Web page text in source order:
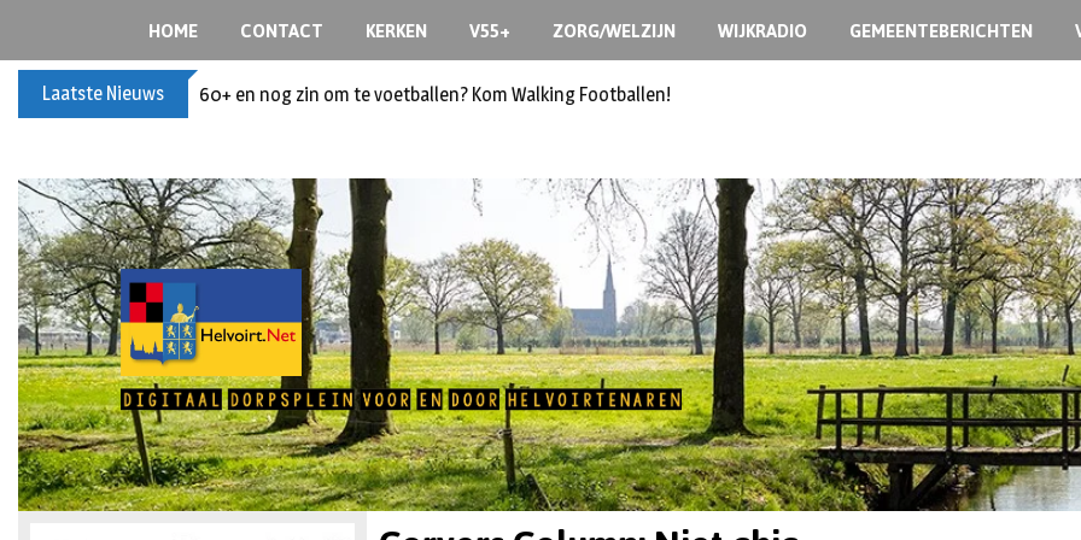
HOME CONTACT KERKEN V55+ ZORG/WELZIJN WIJKRADIO GEMEENTEBERICHTEN
Laatste Nieuws 60+ en nog zin om te voetballen? Kom Walking Footballen!